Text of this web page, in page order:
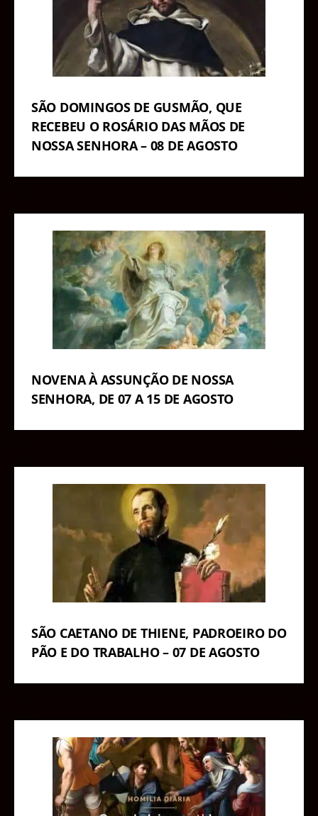
SÃO DOMINGOS DE GUSMÃO, QUE
RECEBEU O ROSÁRIO DAS MÃOS DE
NOSSA SENHORA – 08 DE AGOSTO
NOVENA À ASSUNÇÃO DE NOSSA
SENHORA, DE 07 A 15 DE AGOSTO
SÃO CAETANO DE THIENE, PADROEIRO DO
PÃO E DO TRABALHO – 07 DE AGOSTO